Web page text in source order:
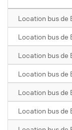
Location bus de
Location bus de
Location bus de
Location bus de
Location bus de
Location bus de